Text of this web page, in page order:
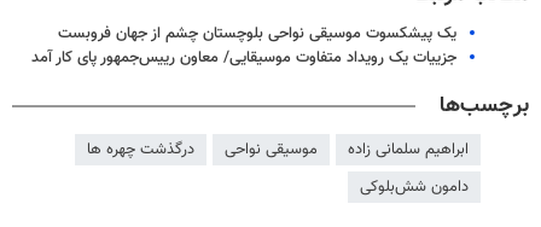
یک پیشکسوت موسیقی نواحی بلوچستان چشم از جهان فروبست
جزییات یک رویداد متفاوت موسیقایی/ معاون رییس‌جمهور پای کار آمد
برچسب‌ها
ابراهیم سلمانی زاده موسیقی نواحی
درگذشت چهره ها
دامون شش‌بلوکی